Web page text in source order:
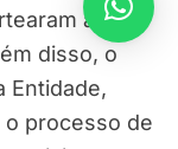
a
disso, o
Entidade,
processo de